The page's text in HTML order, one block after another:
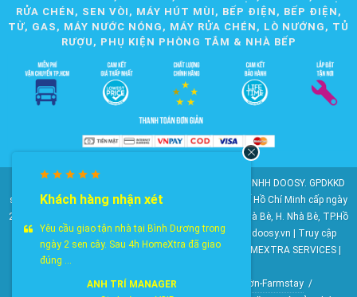
RỬA CHÉN, SEN VÒI, MÁY HÚT MÙI, BẾP ĐIỆN, BẾP ĐIỆN,
TỪ, GAS, MÁY NƯỚC NÓNG, MÁY RỬA CHÉN, LÒ NƯỚNG, TỦ
RƯỢU, PHỤ KIỆN PHÒNG TẮM & NHÀ BẾP
© 2010-2025 Bản quyền nội dung thuộc về CÔNG TY TNHH DOOSY. GPDKKD
số: 0311.807.893 do Sở Kế hoạch và Đầu tư Thành phố Hồ Chí Minh cấp ngày
28/05/2012. Địa chỉ: 2023 Huỳnh Tấn Phát, KP6, TT. Nhà Bè, H. Nhà Bè, TP.Hồ
Chí Minh. Điện thoại: 028 22 147 801. Email: doosy@doosy.vn | Truy cập
website cùng công ty:Trang Dịch Vụ Khách Hàng
- HOMEXTRA SERVICES |
HomeXtra Basics / Gói Combo Mộc-Nhà vườn-Farmstay /
Khách hàng nhận xét
Yêu cầu giao tận nhà tại Bình Dương trong
ngày 2 sen cây. Sau 4h HomeXtra đã giao
đúng ...
ANH TRÍ MANAGER